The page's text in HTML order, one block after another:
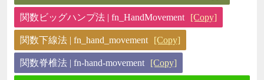
関数ビッグハンプ法 | fn_HandMovement [Copy]
関数下線法 | fn_hand_movement [Copy]
関数脊椎法 | fn-hand-movement [Copy]